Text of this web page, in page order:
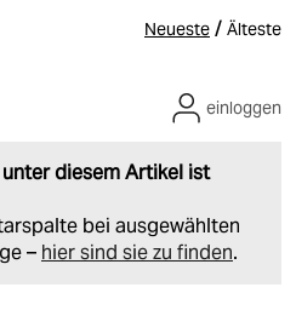
Neueste / Älteste
diesem Artikel ist
bei ausgewählten
– hier sind sie zu finden.
einloggen